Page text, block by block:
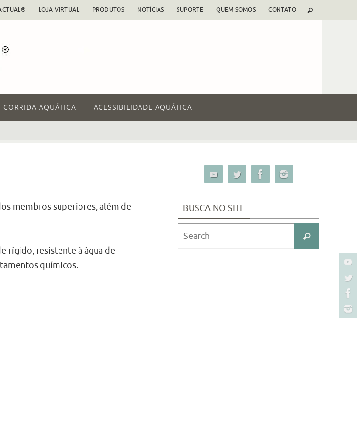
LOJA VIRTUAL PRODUTOS NOTÍCIAS SUPORTE QUEM SOMOS CONTATO
CORRIDA AQUÁTICA ACESSIBILIDADE AQUÁTICA
membros superiores, além de
rígido, resistente à àgua de
químicos.
BUSCA NO SITE
Search